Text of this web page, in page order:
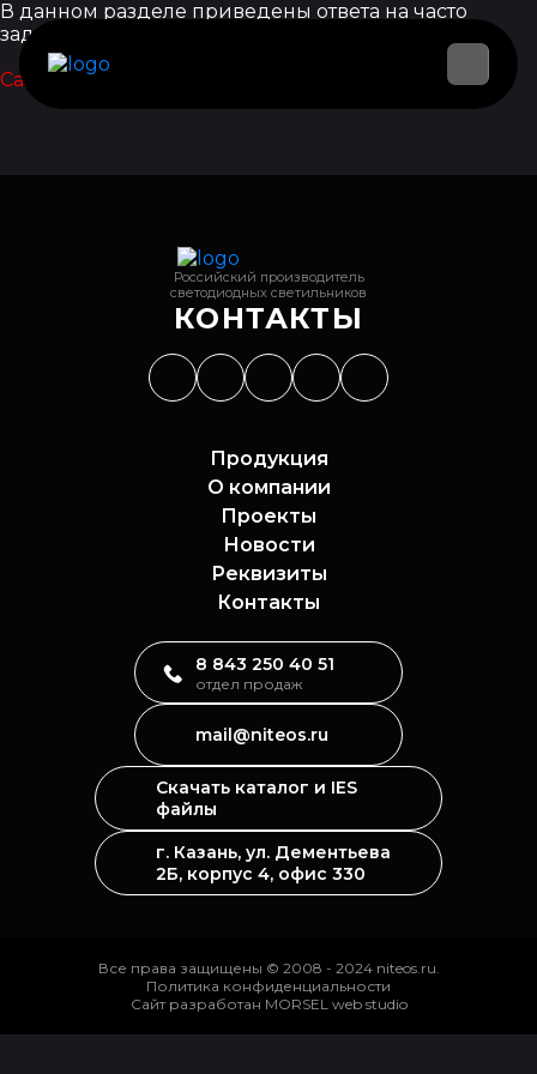
В данном разделе приведены ответа на часто
задаваемые вопросы.
Cannot find 'faq' template with page 'news'
Российский производитель
светодиодных светильников
КОНТАКТЫ
Скачать каталог и IES
файлы
г. Казань, ул. Дементьева
2Б, корпус 4, офис 330
Продукция
О компании
Проекты
Новости
Реквизиты
Контакты
8 843 250 40 51
отдел продаж
mail@niteos.ru
Все права защищены © 2008 - 2024 niteos.ru.
Политика конфиденциальности
Сайт разработан MORSEL web studio